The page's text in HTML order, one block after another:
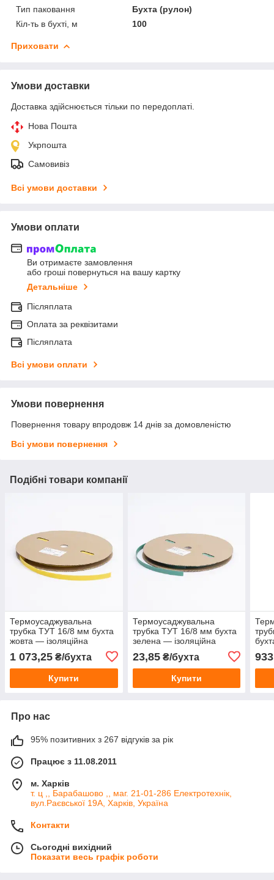
Тип паковання
Бухта (рулон)
Кіл-ть в бухті, м
100
Приховати
Умови доставки
Доставка здійснюється тільки по передоплаті.
Нова Пошта
Укрпошта
Самовивіз
Всі умови доставки
Умови оплати
Ви отримаєте замовлення
або гроші повернуться на вашу картку
Детальніше
Післяплата
Оплата за реквізитами
Післяплата
Всі умови оплати
Умови повернення
Повернення товару впродовж 14 днів за домовленістю
Всі умови повернення
Подібні товари компанії
Термоусаджувальна
трубка ТУТ 16/8 мм бухта
жовта — ізоляційна
термоусадка для проводів
та кабелю
1 073,25 ₴/бухта
Купити
Термоусаджувальна
трубка ТУТ 16/8 мм бухта
зелена — ізоляційна
термоусадка для проводів
та кабелю
23,85₴/бухта
Купити
та
Про нас
95% позитивних з 267 відгуків за рік
Працює з 11.08.2011
м. Харків
т. ц ,, Барабашово ,, маг. 21-01-286 Електротехнік,
вул.Раєвської 19А, Харків, Україна
Контакти
Сьогодні вихідний
Показати весь графік роботи